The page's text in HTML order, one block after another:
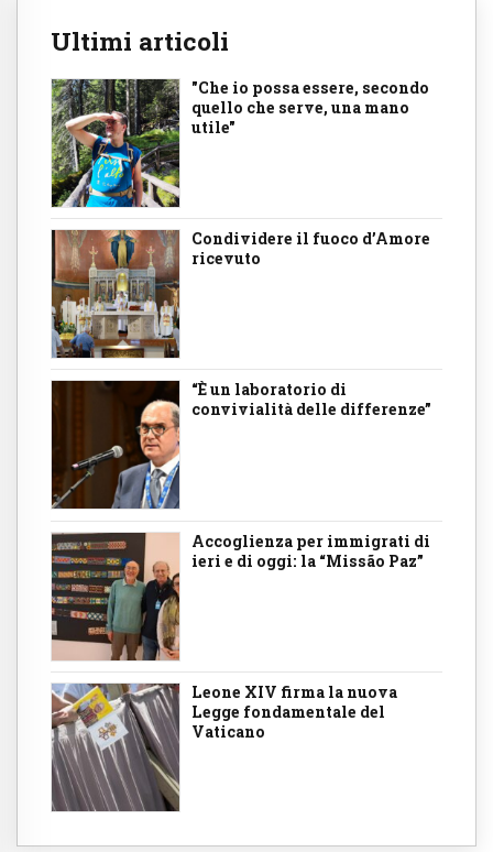
Ultimi articoli
"Che io possa essere, secondo
quello che serve, una mano
utile"
Condividere il fuoco d’Amore
ricevuto
“È un laboratorio di
convivialità delle differenze”
Accoglienza per immigrati di
ieri e di oggi: la “Missão Paz”
Leone XIV firma la nuova
Legge fondamentale del
Vaticano